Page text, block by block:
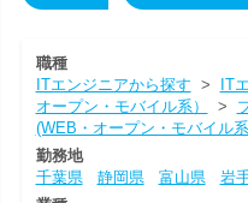
職種
ITエンジニアから探す > IT
オープン・モバイル系）
>
(WEB・オープン・モバイル系
勤務地
千葉県
静岡県 富山県 岩